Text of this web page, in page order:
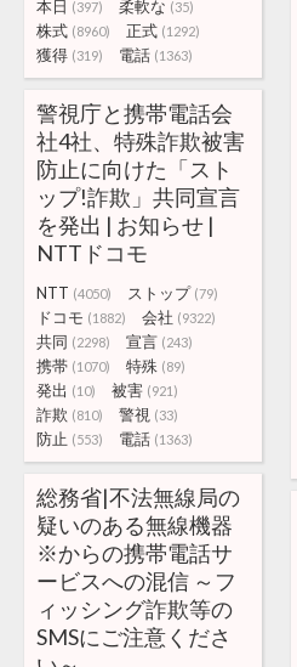
本日 (397) 柔軟な (35)
株式 (8960) 正式 (1292)
獲得 (319) 電話 (1363)
警視庁と携帯電話会
社4社、特殊詐欺被害
防止に向けた「スト
ップ!詐欺」共同宣言
を発出 | お知らせ |
NTTドコモ
NTT (4050) ストップ (79)
ドコモ (1882) 会社 (9322)
共同 (2298) 宣言 (243)
携帯 (1070) 特殊 (89)
発出 (10) 被害 (921)
詐欺 (810) 警視 (33)
防止 (553) 電話 (1363)
総務省|不法無線局の
疑いのある無線機器
※からの携帯電話サ
ービスへの混信 ～フ
ィッシング詐欺等の
SMSにご注意くださ